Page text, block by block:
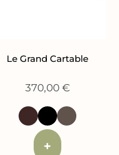
Le Grand Cartable
370,00 €